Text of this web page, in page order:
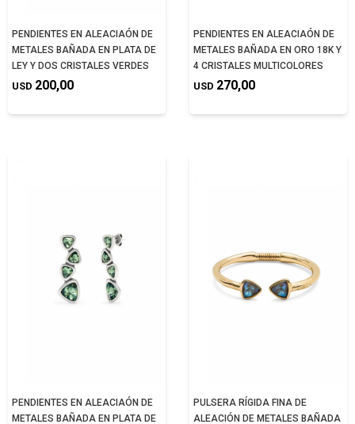
PENDIENTES EN ALEACIAÓN DE
METALES BAÑADA EN PLATA DE
LEY Y DOS CRISTALES VERDES
USD 200,00
PENDIENTES EN ALEACIAÓN DE
METALES BAÑADA EN ORO 18K Y
4 CRISTALES MULTICOLORES
USD 270,00
PENDIENTES EN ALEACIAÓN DE
METALES BAÑADA EN PLATA DE
PULSERA RÍGIDA FINA DE
ALEACIÓN DE METALES BAÑADA